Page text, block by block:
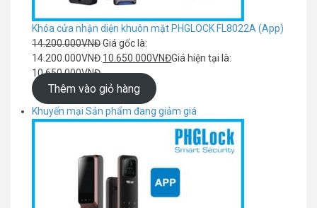
Khóa cửa nhận diện khuôn mặt PHGLOCK FL8022A (App)
14.200.000VNĐGiá gốc là:
14.200.000VNĐ. 10.650.000VNĐGiá hiện tại là:
10.650.000VNĐ.
Thêm vào giỏ hàng
Khuyến mại Sản phẩm đang giảm giá